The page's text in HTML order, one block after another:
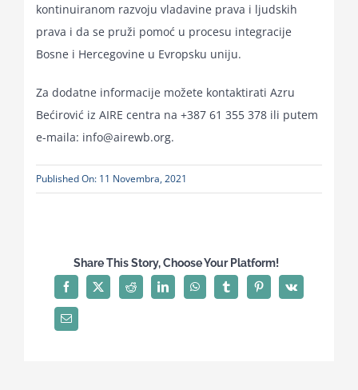
kontinuiranom razvoju vladavine prava i ljudskih
prava i da se pruži pomoć u procesu integracije
Bosne i Hercegovine u Evropsku uniju.
Za dodatne informacije možete kontaktirati Azru
Bećirović iz AIRE centra na +387 61 355 378 ili putem
e-maila: info@airewb.org.
Published On: 11 Novembra, 2021
Share This Story, Choose Your Platform!